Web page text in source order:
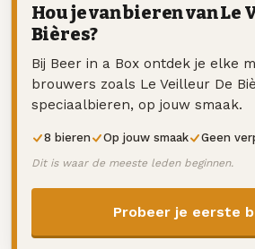
Hou je van bieren van Le
Bières?
Bij Beer in a Box ontdek je elke
brouwers zoals Le Veilleur De
speciaalbieren, op jouw smaak.
8 bieren Op jouw smaak Geen
Dit is waar de meeste leden beginnen.
Probeer je eerste